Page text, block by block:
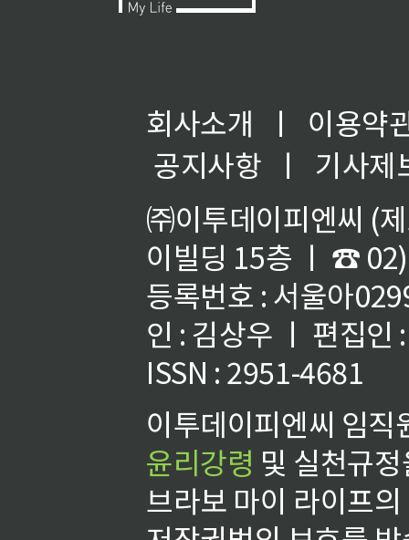
회사소개 ㅣ
이용약
공지사항
ㅣ
기사제
㈜이투데이피엔씨 (
이빌딩 15층 ㅣ ☎
등록번호 : 서울아
인 : 김상우 ㅣ 편집인
ISSN : 2951-4681
이투데이피엔씨 임
윤리강령 및 실천규
브라보 마이 라이프